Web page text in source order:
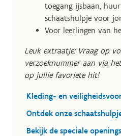
toegang ijsbaan, huur
schaatshulpje voor
Voor leerlingen van
Leuk extraatje: Vraag op
verzoeknummer aan via
op jullie favoriete hit!
Kleding- en
Ontdek onze
Bekijk de speciale